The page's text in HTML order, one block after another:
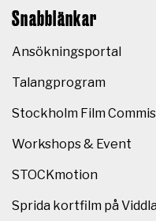
Snabblänkar
Ansökningsportal
Talangprogram
Stockholm Film
Workshops & Event
STOCKmotion
Sprida kortfilm på Viddla